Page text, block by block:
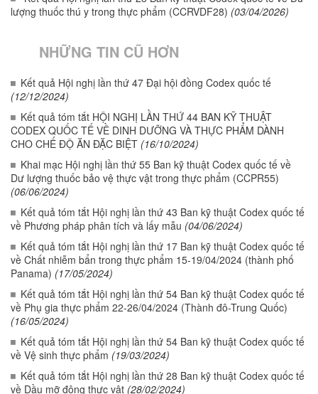
lượng thuốc thú y trong thực phẩm (CCRVDF28) (03/04/2026)
NHỮNG TIN CŨ HƠN
Kết quả Hội nghị lần thứ 47 Đại hội đồng Codex quốc tế
(12/12/2024)
Kết quả tóm tắt HỘI NGHỊ LẦN THỨ 44 BAN KỸ THUẬT
CODEX QUỐC TẾ VỀ DINH DƯỠNG VÀ THỰC PHẨM DÀNH
CHO CHẾ ĐỘ ĂN ĐẶC BIỆT (16/10/2024)
Khai mạc Hội nghị lần thứ 55 Ban kỹ thuật Codex quốc tế về
Dư lượng thuốc bảo vệ thực vật trong thực phẩm (CCPR55)
(06/06/2024)
Kết quả tóm tắt Hội nghị lần thứ 43 Ban kỹ thuật Codex quốc tế
về Phương pháp phân tích và lấy mẫu (04/06/2024)
Kết quả tóm tắt Hội nghị lần thứ 17 Ban kỹ thuật Codex quốc tế
về Chất nhiễm bẩn trong thực phẩm 15-19/04/2024 (thành phố
Panama) (17/05/2024)
Kết quả tóm tắt Hội nghị lần thứ 54 Ban kỹ thuật Codex quốc tế
về Phụ gia thực phẩm 22-26/04/2024 (Thành đô-Trung Quốc)
(16/05/2024)
Kết quả tóm tắt Hội nghị lần thứ 54 Ban kỹ thuật Codex quốc tế
về Vệ sinh thực phẩm (19/03/2024)
Kết quả tóm tắt Hội nghị lần thứ 28 Ban kỹ thuật Codex quốc tế
về Dầu mỡ động thực vật (28/02/2024)